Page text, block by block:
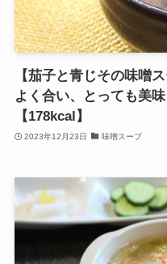
【茄子と青じその味噌
よく合い、とっても美
【178kcal】
2023年12月23日 味噌スープ